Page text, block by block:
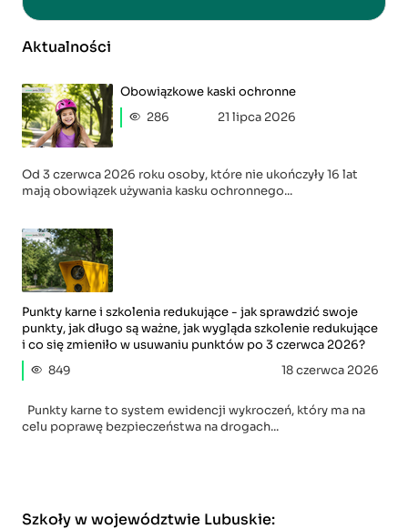
Aktualności
Obowiązkowe kaski ochronne
286
21 lipca 2026
Od 3 czerwca 2026 roku osoby, które nie ukończyły 16 lat
mają obowiązek używania kasku ochronnego...
Punkty karne i szkolenia redukujące - jak sprawdzić swoje
punkty, jak długo są ważne, jak wygląda szkolenie redukujące
i co się zmieniło w usuwaniu punktów po 3 czerwca 2026?
849
18 czerwca 2026
Punkty karne to system ewidencji wykroczeń, który ma na
celu poprawę bezpieczeństwa na drogach...
Szkoły w województwie Lubuskie: